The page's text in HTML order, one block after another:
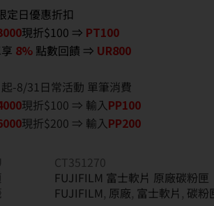
定日優惠折扣
現折$100 ⇒ PT100
8% 點數回饋 ⇒ UR800
-8/31日常活動 單筆消費
00現折$100 ⇒ 輸入PP100
000現折$200 ⇒ 輸入PP200
CT351270
FUJIFILM 富士軟片 原廠碳粉匣
FUJIFILM, 原廠, 富士軟片 , 碳粉